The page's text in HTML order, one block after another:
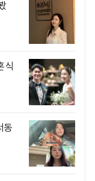
식
동